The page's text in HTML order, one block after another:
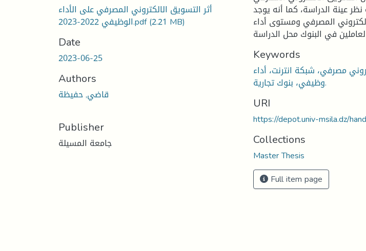
أثر التسويق الالكتروني المصرفي على الأداء
الوظيفي 2022-2023.pdf(2.21 MB)
Date
2023-06-25
Authors
قاضي, حفيظة
Publisher
جامعة المسيلة
عينة الدراسة، كما أنه يوجد
المصرفي ومستوى أداء
في البنوك محل الدراسة
Keywords
مصرفي، شبكة انترنت، أداء
وظيفي، بنوك تجارية.
URI
https://depot.univ-msila.dz/
Collections
Master Thesis
Full item page